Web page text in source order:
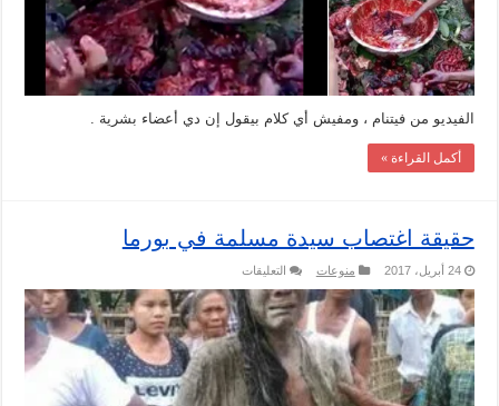
الفيديو من فيتنام ، ومفيش أي كلام بيقول إن دي أعضاء بشرية .
أكمل القراءة »
حقيقة اغتصاب سيدة مسلمة في بورما
24 أبريل، 2017 منوعات التعليقات
اغتصاب
سيدة
مسلمة
في
بورما
مغلقة